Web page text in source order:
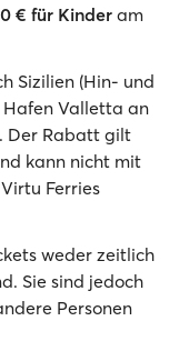
€ für Kinderam
Sizilien (Hin- und
Hafen Valletta an
Der Rabatt gilt
kann nicht mit
Ferries
weder zeitlich
Sie sind jedoch
Personen